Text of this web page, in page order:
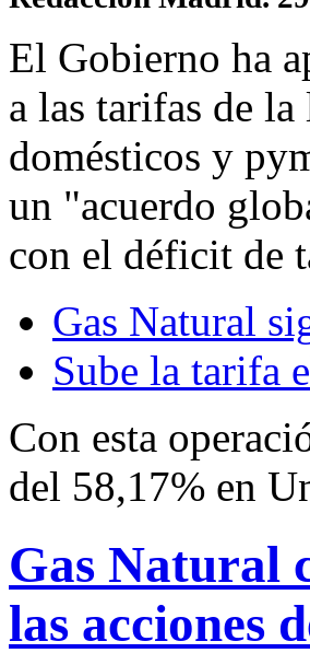
El Gobierno ha
a las tarifas de
domésticos y
un "acuerdo
con el déficit de
Gas Natural
Sube la tarifa
Con esta
del 58,17% en
Gas Natural
las acciones